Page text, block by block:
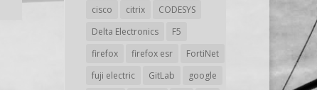
cisco
citrix
CODESYS
Delta Electronics
F5
firefox
firefox esr
FortiNet
fuji electric
GitLab
google